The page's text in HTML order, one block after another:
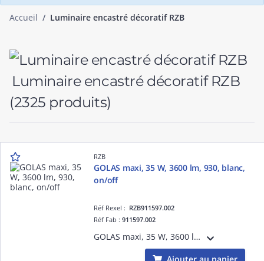
Accueil Luminaire encastré décoratif RZB
Luminaire encastré décoratif RZB
(2325 produits)
RZB
GOLAS maxi, 35 W, 3600 lm, 930, blanc,
on/off
Réf Rexel : RZB911597.002
Réf Fab :911597.002
GOLAS maxi, 35 W, 3600 lm, 930, blanc, on/off, Projecteurs à encastrer, D 178 H 3 HEL 150, 42°